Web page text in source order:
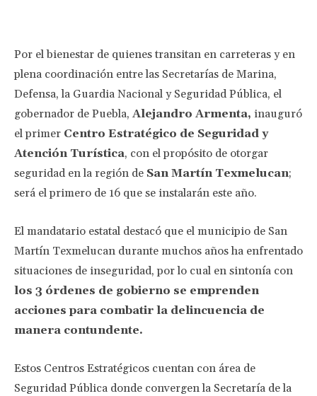
Por el bienestar de quienes transitan en carreteras y en
plena coordinación entre las Secretarías de Marina,
Defensa, la Guardia Nacional y Seguridad Pública, el
gobernador de Puebla, Alejandro Armenta, inauguró
el primer Centro Estratégico de Seguridad y
Atención Turística, con el propósito de otorgar
seguridad en la región de San Martín Texmelucan;
será el primero de 16 que se instalarán este año.
El mandatario estatal destacó que el municipio de San
Martín Texmelucan durante muchos años ha enfrentado
situaciones de inseguridad, por lo cual en sintonía con
los 3 órdenes de gobierno se emprenden
acciones para combatir la delincuencia de
manera contundente.
Estos Centros Estratégicos cuentan con área de
Seguridad Pública donde convergen la Secretaría de la